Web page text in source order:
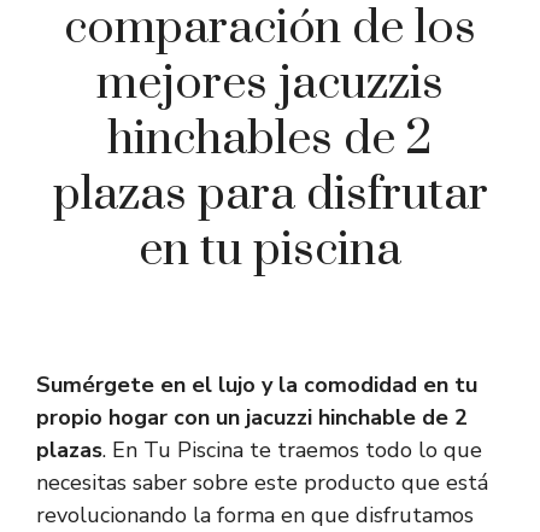
comparación de los
mejores jacuzzis
hinchables de 2
plazas para disfrutar
en tu piscina
Sumérgete en el lujo y la comodidad en tu
propio hogar con un jacuzzi hinchable de 2
plazas. En Tu Piscina te traemos todo lo que
necesitas saber sobre este producto que está
revolucionando la forma en que disfrutamos